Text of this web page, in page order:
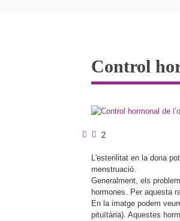
Control
2
L'esterilitat en la dona
menstruació.
Generalment, els
hormones. Per aquesta
En la imatge podem
pituïtària). Aquestes